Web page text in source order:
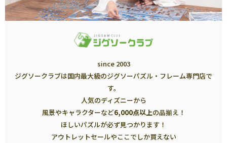
since 2003
ジグソークラブは国内最大級のジグソーパズル・フレーム専門店で
す。
人気のディズニーから
風景やキャラクターなど6,000点以上の品揃え！
ほしいパズルが必ず見つかります！
アウトレットセールやここでしか買えない